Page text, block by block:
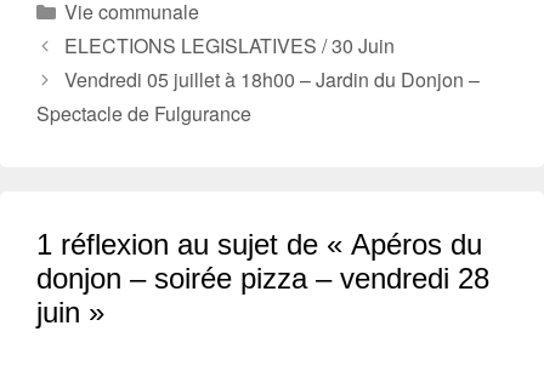
Catégories
Vie communale
ELECTIONS LEGISLATIVES / 30 Juin
Vendredi 05 juillet à 18h00 – Jardin du Donjon –
Spectacle de Fulgurance
1 réflexion au sujet de « Apéros du
donjon – soirée pizza – vendredi 28
juin »